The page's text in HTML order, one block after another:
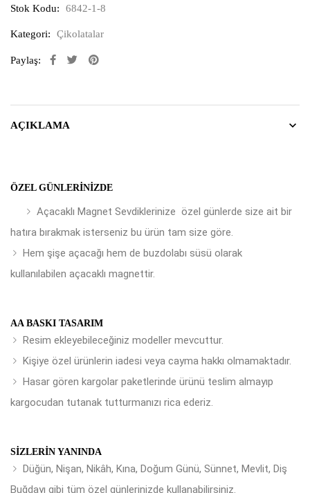
Stok Kodu: 6842-1-8
Kategori: Çikolatalar
Paylaş:
AÇIKLAMA
ÖZEL GÜNLERINIZDE
Açacaklı Magnet Sevdiklerinize özel günlerde size ait bir
hatıra bırakmak isterseniz bu ürün tam size göre.
Hem şişe açacağı hem de buzdolabı süsü olarak
kullanılabilen açacaklı magnettir.
AA BASKI TASARIM
Resim ekleyebileceğiniz modeller mevcuttur.
Kişiye özel ürünlerin iadesi veya cayma hakkı olmamaktadır.
Hasar gören kargolar paketlerinde ürünü teslim almayıp
kargocudan tutanak tutturmanızı rica ederiz.
SIZLERIN YANINDA
Düğün, Nişan, Nikâh, Kına, Doğum Günü, Sünnet, Mevlit, Diş
Buğdayı gibi tüm özel günlerinizde kullanabilirsiniz.